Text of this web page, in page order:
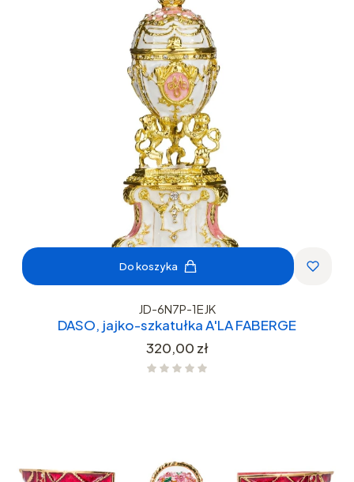
Do koszyka
JD-6N7P-1EJK
DASO, jajko-szkatułka A'LA FABERGE
Cena
320,00 zł